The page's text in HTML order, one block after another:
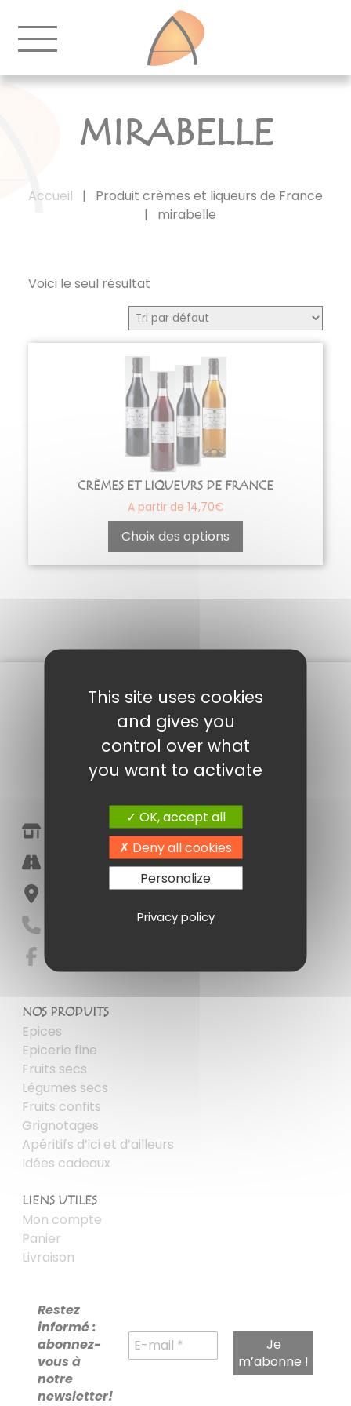
MIRABELLE
Accueil |
Produit crèmes et liqueurs de France
|
mirabelle
Voici le seul résultat
CRÈMES ET LIQUEURS DE FRANCE
A partir de 14,70€
Choix des options
Ce
produit
a
plusieurs
variations.
Les
options
peuvent
être
choisies
sur
la
Epicerie Fine Amandine Poitiers
Halle Marché Notre Dame
86000 Poitiers
NOS PRODUITS
Epices
Epicerie fine
Fruits secs
Légumes secs
Fruits confits
Grignotages
Apéritifs d’ici et d’ailleurs
Idées cadeaux
LIENS UTILES
Mon compte
Panier
Livraison
Restez
informé :
abonnez-
vous à
notre
newsletter!
This site uses cookies
and gives you
control over what
you want to activate
OK, accept all
Deny all cookies
Personalize
Privacy policy